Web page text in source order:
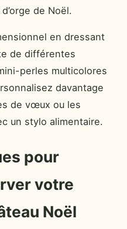
de Noël.
en dressant
de différentes
perles multicolores
davantage
de vœux ou les
un stylo alimentaire.
pour
votre
Noël